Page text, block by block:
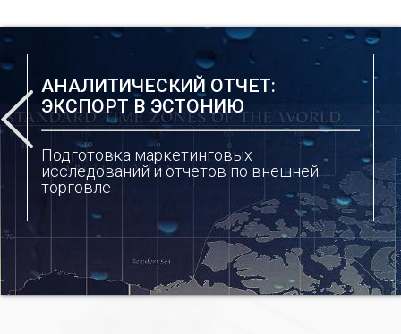
АНАЛИТИЧЕСКИЙ ОТЧЕТ:
ЭКСПОРТ В ЭСТОНИЮ
Подготовка маркетинговых
исследований и отчетов по внешней
торговле